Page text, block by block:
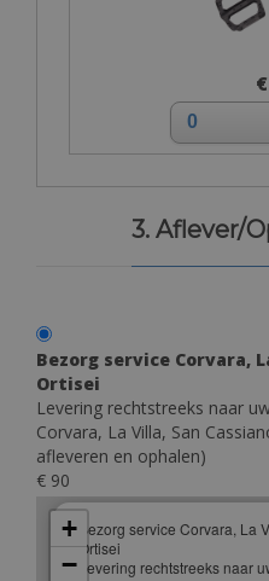
3. Aflever/
Bezorg service Corvara,
Ortisei
Levering rechtstreeks naar
Corvara, La Villa, San
afleveren en ophalen)
€ 90
Bezorg service Corvara, La
Ortisei
Levering rechtstreeks naar
+
−